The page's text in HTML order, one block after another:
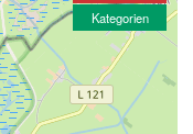
Kategorien